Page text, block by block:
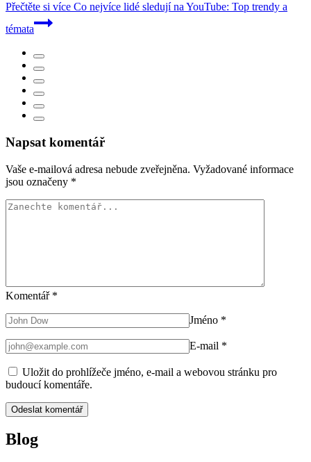
Přečtěte si více Co nejvíce lidé sledují na YouTube: Top trendy a
témata
Napsat komentář
Vaše e-mailová adresa nebude zveřejněna. Vyžadované informace
jsou označeny *
Komentář *
Jméno *
E-mail *
Uložit do prohlížeče jméno, e-mail a webovou stránku pro
budoucí komentáře.
Blog